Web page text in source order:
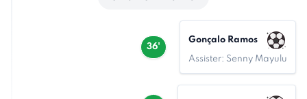
36'
Gonçalo Ramos
Assister: Senny Mayulu